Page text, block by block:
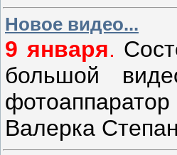
Новое видео...
9 января.
большой
Валерка